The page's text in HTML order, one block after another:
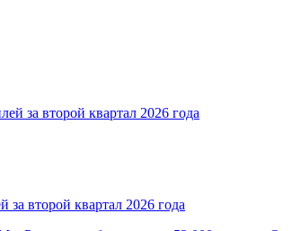
второй квартал 2026 года